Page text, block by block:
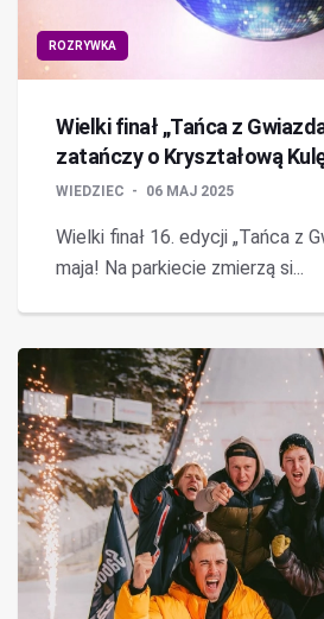
ROZRYWKA
Wielki finał „Tańca z
zatańczy o Kryształową
WIEDZIEC 06 MAJ 2025
Wielki finał 16. edycji „Tańca z
maja! Na parkiecie zmierzą si...